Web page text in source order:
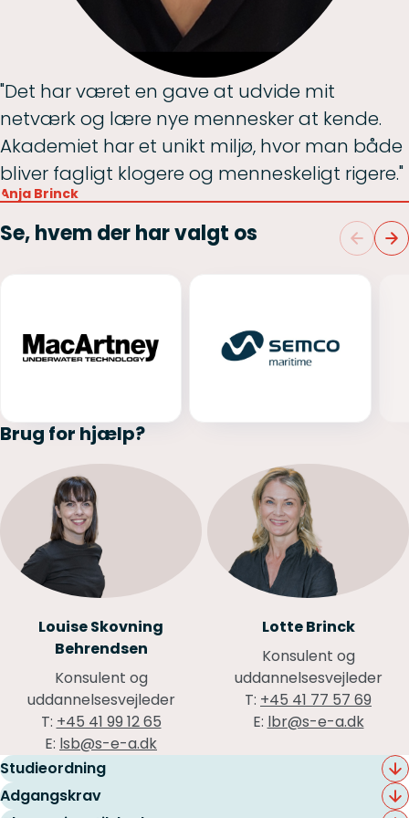
"Det har været en gave at udvide mit
netværk og lære nye mennesker at kende.
Akademiet har et unikt miljø, hvor man både
bliver fagligt klogere og menneskeligt rigere."
Anja Brinck
Se, hvem der har valgt os
Brug for hjælp?
Louise Skovning
Behrendsen
Konsulent og
uddannelsesvejleder
T: +45 41 99 12 65
E: lsb@s-e-a.dk
Lotte Brinck
Konsulent og
uddannelsesvejleder
T: +45 41 77 57 69
E: lbr@s-e-a.dk
Studieordning
Find din studieordning
Adgangskrav